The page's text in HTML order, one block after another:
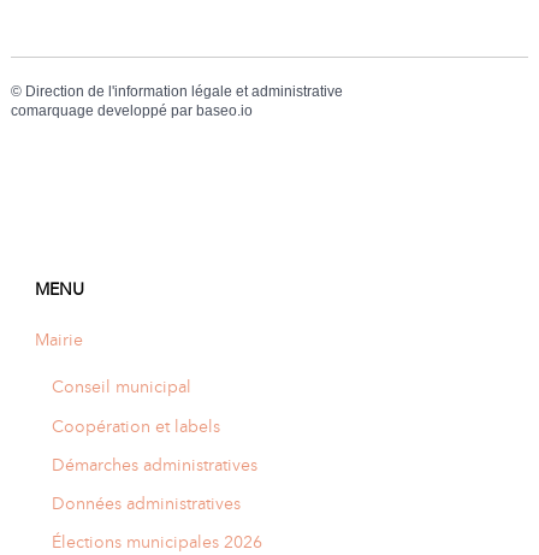
© Direction de l'information légale et administrative
comarquage developpé par baseo.io
MENU
Mairie
Conseil municipal
Coopération et labels
Démarches administratives
Données administratives
Élections municipales 2026